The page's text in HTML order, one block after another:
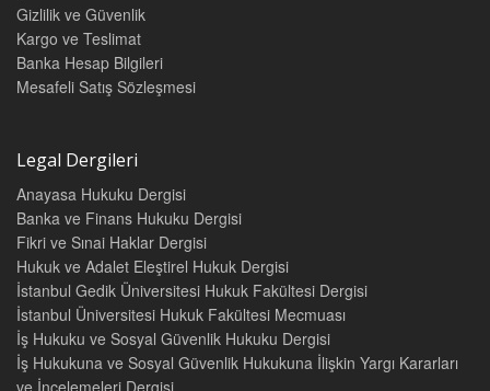
Gizlilik ve Güvenlik
Kargo ve Teslimat
Banka Hesap Bilgileri
Mesafeli Satış Sözleşmesi
Legal Dergileri
Anayasa Hukuku Dergisi
Banka ve Finans Hukuku Dergisi
Fikri ve Sınai Haklar Dergisi
Hukuk ve Adalet Eleştirel Hukuk Dergisi
İstanbul Gedik Üniversitesi Hukuk Fakültesi Dergisi
İstanbul Üniversitesi Hukuk Fakültesi Mecmuası
İş Hukuku ve Sosyal Güvenlik Hukuku Dergisi
İş Hukukuna ve Sosyal Güvenlik Hukukuna İlişkin Yargı Kararları
ve İncelemeleri Dergisi